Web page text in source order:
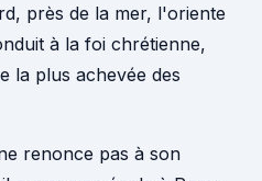
près de la mer, l'oriente
à la foi chrétienne,
la plus achevée des
renonce pas à son